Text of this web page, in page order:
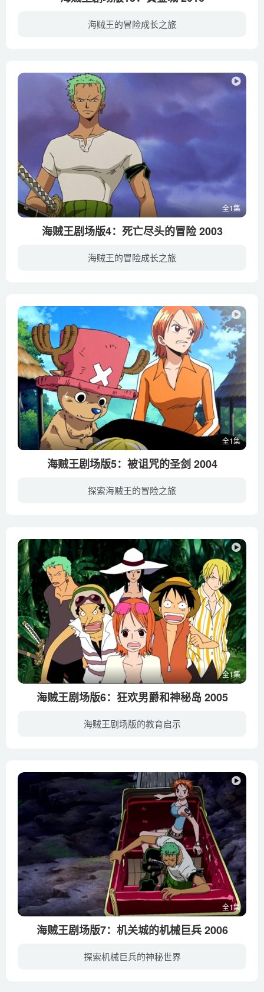
海贼王的冒险成长之旅
全1集
海贼王剧场版4：死亡尽头的冒险 2003
海贼王的冒险成长之旅
全1集
海贼王剧场版5：被诅咒的圣剑 2004
探索海贼王的冒险之旅
全1集
海贼王剧场版6：狂欢男爵和神秘岛 2005
海贼王剧场版的教育启示
全1集
海贼王剧场版7：机关城的机械巨兵 2006
探索机械巨兵的神秘世界